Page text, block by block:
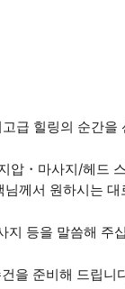
급 힐링의 순간을
압・마사지/헤드
께서 원하시는
지 등을 말씀해 주
을 준비해 드립니